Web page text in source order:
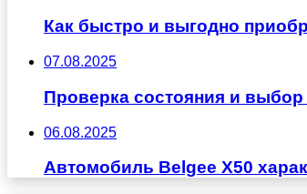
Как быстро и выгодно
07.08.2025
Проверка состояния и
06.08.2025
Автомобиль Belgee X50